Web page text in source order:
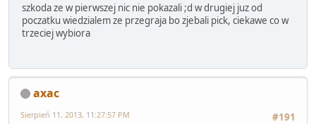
szkoda ze w pierwszej nic nie pokazali ;d w drugiej juz od
poczatku wiedzialem ze przegraja bo zjebali pick, ciekawe co w
trzeciej wybiora
axac
#191
Sierpień 11, 2013, 11:27:57 PM